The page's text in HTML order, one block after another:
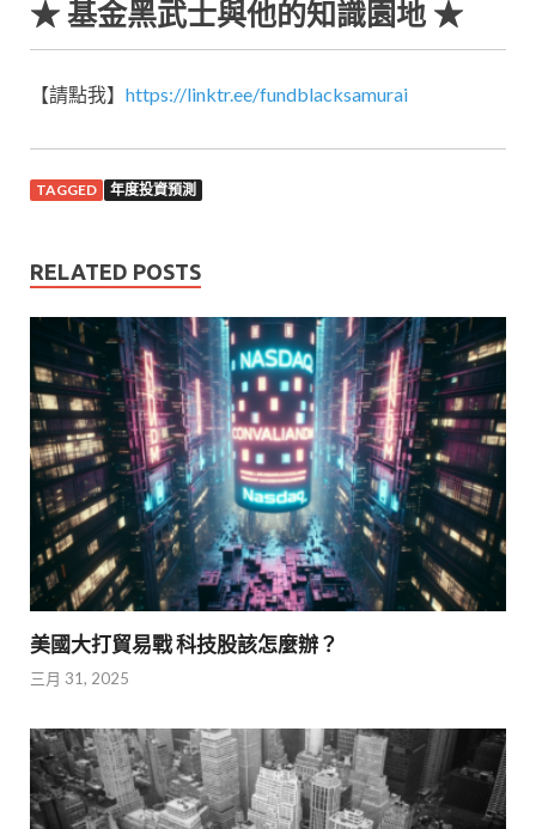
★ 基金黑武士與他的知識園地 ★
【請點我】 https://linktr.ee/fundblacksamurai
TAGGED 年度投資預測
RELATED POSTS
美國大打貿易戰 科技股該怎麼辦？
三月 31, 2025